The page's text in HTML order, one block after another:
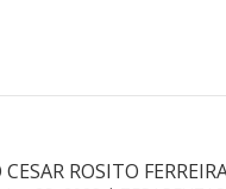
ROSITO